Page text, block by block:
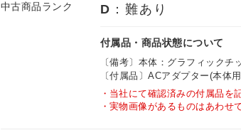
中古商品ランク D ：難あり
付属品・商品状態について
〔備考〕本体：グラフィックチ
〔付属品〕ACアダプター(本体
当社にて確認済みの付属品を
実物画像があるものはあわせ